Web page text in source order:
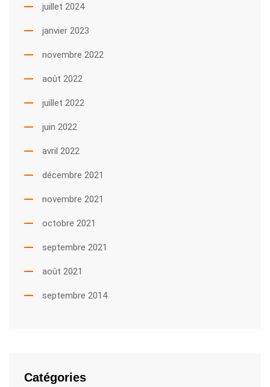
juillet 2024
janvier 2023
novembre 2022
août 2022
juillet 2022
juin 2022
avril 2022
décembre 2021
novembre 2021
octobre 2021
septembre 2021
août 2021
septembre 2014
Catégories